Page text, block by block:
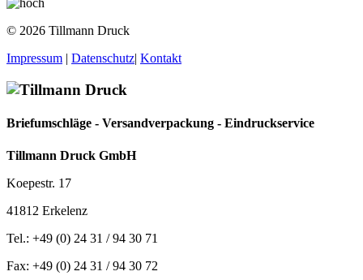
© 2026 Tillmann Druck
Impressum | Datenschutz| Kontakt
Briefumschläge - Versandverpackung - Eindruckservice
Tillmann Druck GmbH
Koepestr. 17
41812 Erkelenz
Tel.: +49 (0) 24 31 / 94 30 71
Fax: +49 (0) 24 31 / 94 30 72